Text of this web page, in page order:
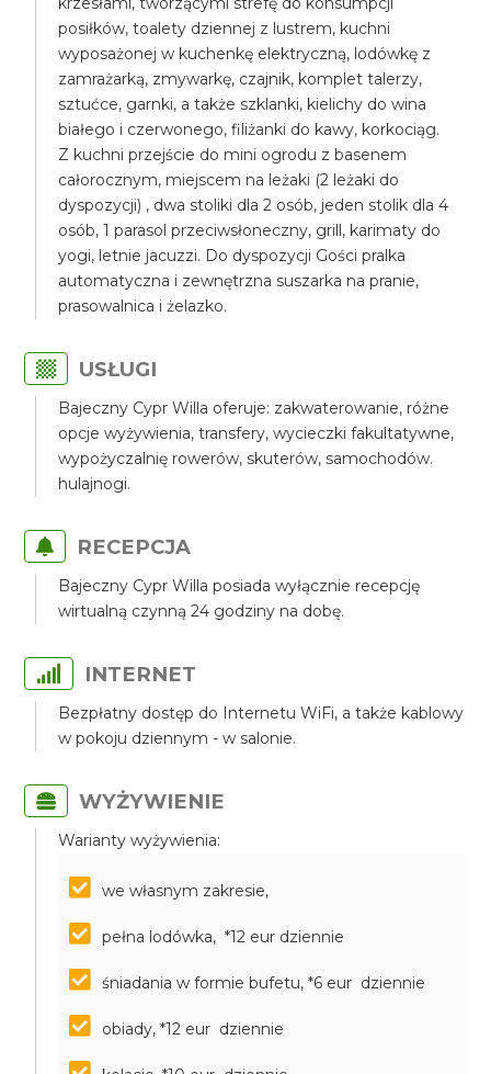
posiłków, toalety dziennej z lustrem, kuchni
wyposażonej w kuchenkę elektryczną, lodówkę z
zamrażarką, zmywarkę, czajnik, komplet talerzy,
sztućce, garnki, a także szklanki, kielichy do wina
białego i czerwonego, filiżanki do kawy, korkociąg.
Z kuchni przejście do mini ogrodu z basenem
całorocznym, miejscem na leżaki (2 leżaki do
dyspozycji) , dwa stoliki dla 2 osób, jeden stolik dla 4
osób, 1 parasol przeciwsłoneczny, grill, karimaty do
yogi, letnie jacuzzi. Do dyspozycji Gości pralka
automatyczna i zewnętrzna suszarka na pranie,
prasowalnica i żelazko.
USŁUGI
Bajeczny Cypr Willa oferuje: zakwaterowanie, różne
opcje wyżywienia, transfery, wycieczki fakultatywne,
wypożyczalnię rowerów, skuterów, samochodów.
hulajnogi.
RECEPCJA
Bajeczny Cypr Willa posiada wyłącznie recepcję
wirtualną czynną 24 godziny na dobę.
INTERNET
Bezpłatny dostęp do Internetu WiFi, a także kablowy
w pokoju dziennym - w salonie.
WYŻYWIENIE
Warianty wyżywienia:
we własnym zakresie,
pełna lodówka, *12 eur dziennie
śniadania w formie bufetu, *6 eur dziennie
obiady, *12 eur dziennie